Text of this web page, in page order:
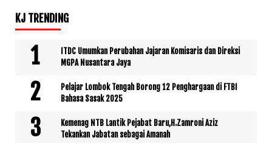
KJ TRENDING
ITDC Umumkan Perubahan Jajaran Komisaris dan Direksi
MGPA Nusantara Jaya
Pelajar Lombok Tengah Borong 12 Penghargaan di FTBI
Bahasa Sasak 2025
Kemenag NTB Lantik Pejabat Baru,H.Zamroni Aziz
Tekankan Jabatan sebagai Amanah